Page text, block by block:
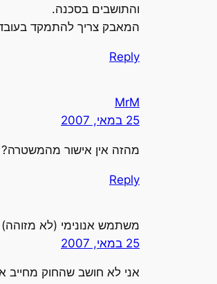
והתושבים בסכנה.
המאבק צריך להתמקד
Reply
MrM
25 במאי, 2007
מהזה אין אישור מהמשטרה?
Reply
משתמש אנונימי (לא מזוהה)
25 במאי, 2007
אני לא חושב שהחוק